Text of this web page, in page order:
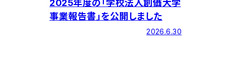
2025年度の「学校法人創価大学
事業報告書」を公開しました
2026.6.30